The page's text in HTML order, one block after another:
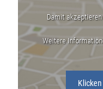
Damit
Weitere